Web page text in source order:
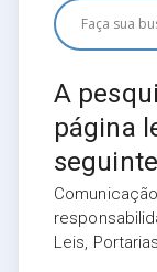
A
página
Leis,